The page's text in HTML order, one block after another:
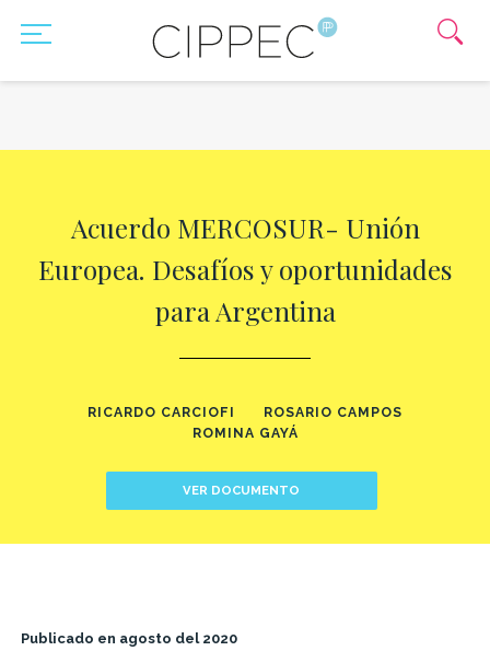
Acuerdo MERCOSUR- Unión
Europea. Desafíos y oportunidades
para Argentina
RICARDO CARCIOFI
ROSARIO CAMPOS
ROMINA GAYÁ
VER DOCUMENTO
Publicado en agosto del 2020